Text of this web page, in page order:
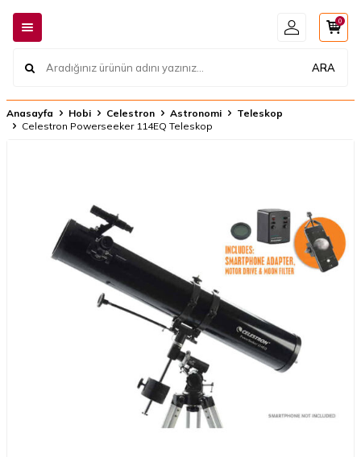
ARA
0
Anasayfa Hobi Celestron Astronomi
Teleskop
Celestron Powerseeker 114EQ Teleskop